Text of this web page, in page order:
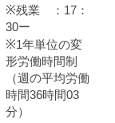
※残業 ：17：
30ー
※1年単位の変
形労働時間制
（週の平均労働
時間36時間03
分）